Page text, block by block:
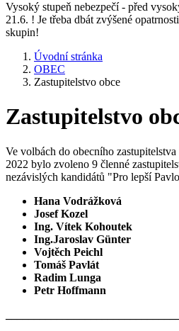
Vysoký stupeň nebezpečí - před
21.6. ! Je třeba dbát zvýšené
skupin!
Úvodní stránka
OBEC
Zastupitelstvo obce
Zastupitelstvo
Ve volbách do obecního
2022 bylo zvoleno 9 členné
nezávislých kandidátů "Pro lepší
Hana Vodrážková
Josef Kozel
Ing. Vítek Kohoutek
Ing.Jaroslav Günter
Vojtěch Peichl
Tomáš Pavlát
Radim Lunga
Petr Hoffmann